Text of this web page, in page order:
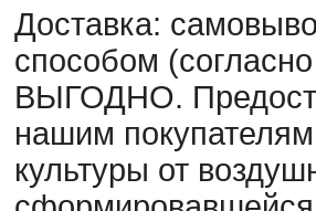
Доставка:
способом
ВЫГОДНО.
нашим
культуры от